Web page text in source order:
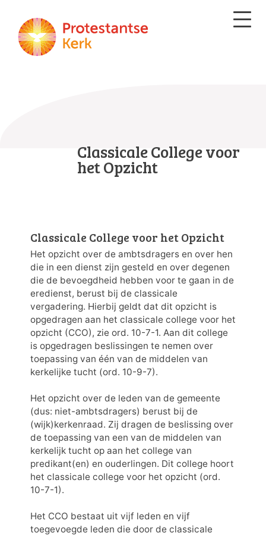
Classicale College voor
het Opzicht
Classicale College voor het Opzicht
Het opzicht over de ambtsdragers en over hen
die in een dienst zijn gesteld en over degenen
die de bevoegdheid hebben voor te gaan in de
eredienst, berust bij de classicale
vergadering. Hierbij geldt dat dit opzicht is
opgedragen aan het classicale college voor het
opzicht (CCO), zie ord. 10-7-1. Aan dit college
is opgedragen beslissingen te nemen over
toepassing van één van de middelen van
kerkelijke tucht (ord. 10-9-7).
Het opzicht over de leden van de gemeente
(dus: niet-ambtsdragers) berust bij de
(wijk)kerkenraad. Zij dragen de beslissing over
de toepassing van een van de middelen van
kerkelijk tucht op aan het college van
predikant(en) en ouderlingen. Dit college hoort
het classicale college voor het opzicht (ord.
10-7-1).
Het CCO bestaat uit vijf leden en vijf
toegevoegde leden die door de classicale